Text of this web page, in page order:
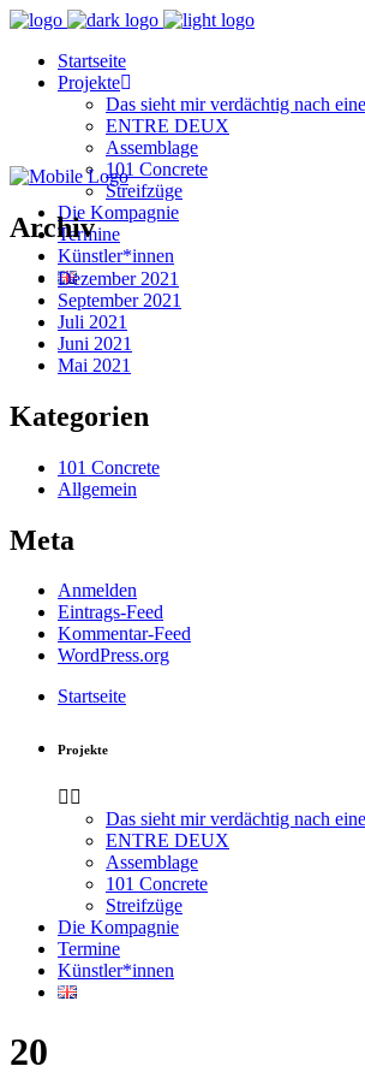
Startseite
Projekte
Das sieht mir verdächtig nach
ENTRE DEUX
Assemblage
101 Concrete
Streifzüge
Die Kompagnie
Termine
Künstler*innen
Archiv
Dezember 2021
September 2021
Juli 2021
Juni 2021
Mai 2021
Kategorien
101 Concrete
Allgemein
Meta
Anmelden
Eintrags-Feed
Kommentar-Feed
WordPress.org
Startseite
Projekte
Das sieht mir verdächtig nach
ENTRE DEUX
Assemblage
101 Concrete
Streifzüge
Die Kompagnie
Termine
Künstler*innen
20